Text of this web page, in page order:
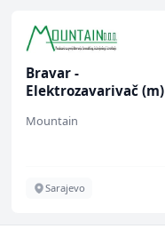
Bravar -
Elektrozavarivač (m)
Mountain
Sarajevo